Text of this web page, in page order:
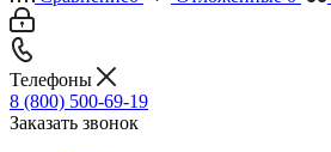
Телефоны
8 (800) 500-69-19
Заказать звонок